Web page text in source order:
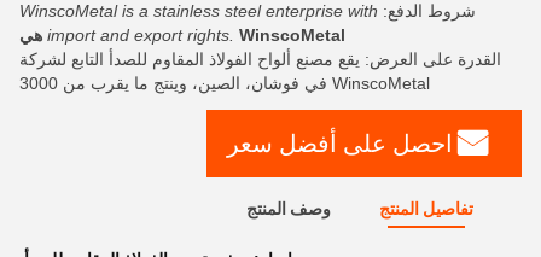
شروط الدفع: WinscoMetal is a stainless steel enterprise with
import and export rights. WinscoMetal هي
القدرة على العرض: يقع مصنع ألواح الفولاذ المقاوم للصدأ التابع لشركة
WinscoMetal في فوشان، الصين، وينتج ما يقرب من 3000
احصل على أفضل سعر
تفاصيل المنتج وصف المنتج